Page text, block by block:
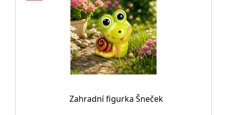
Zahradní figurka Šneček